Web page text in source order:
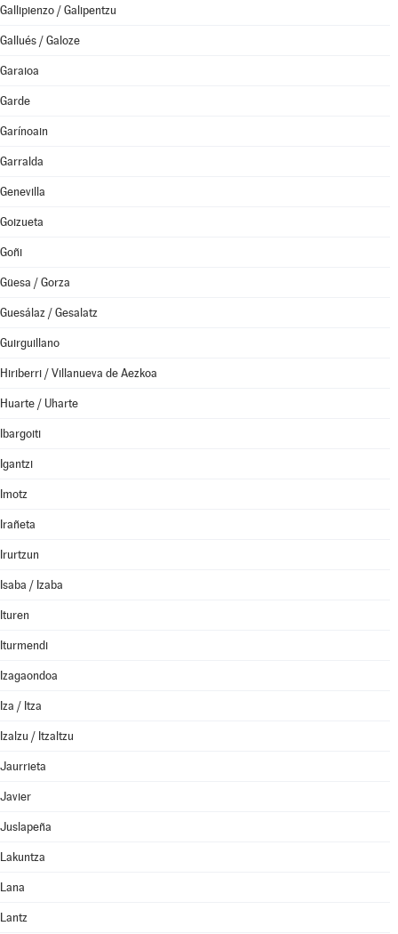
Gallipienzo / Galipentzu
Gallués / Galoze
Garaioa
Garde
Garínoain
Garralda
Genevilla
Goizueta
Goñi
Güesa / Gorza
Guesálaz / Gesalatz
Guirguillano
Hiriberri / Villanueva de Aezkoa
Huarte / Uharte
Ibargoiti
Igantzi
Imotz
Irañeta
Irurtzun
Isaba / Izaba
Ituren
Iturmendi
Izagaondoa
Iza / Itza
Izalzu / Itzaltzu
Jaurrieta
Javier
Juslapeña
Lakuntza
Lana
Lantz